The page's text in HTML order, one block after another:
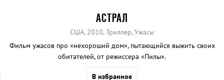
АСТРАЛ
США, 2010, Триллер, Ужасы
Фильм ужасов про «нехороший дом», пытающийся выжить своих
обитателей, от режиссера «Пилы».
В избранное